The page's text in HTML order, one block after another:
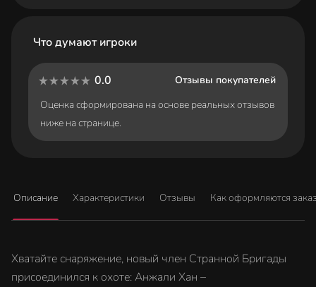
Что думают игроки
0.0
Отзывы покупателей
Оценка сформирована на основе реальных отзывов
ниже на странице.
Описание Характеристики Отзывы Как оформляются
Хватайте снаряжение, новый член Странной Бригады
присоединился к охоте: Анжали Хан –